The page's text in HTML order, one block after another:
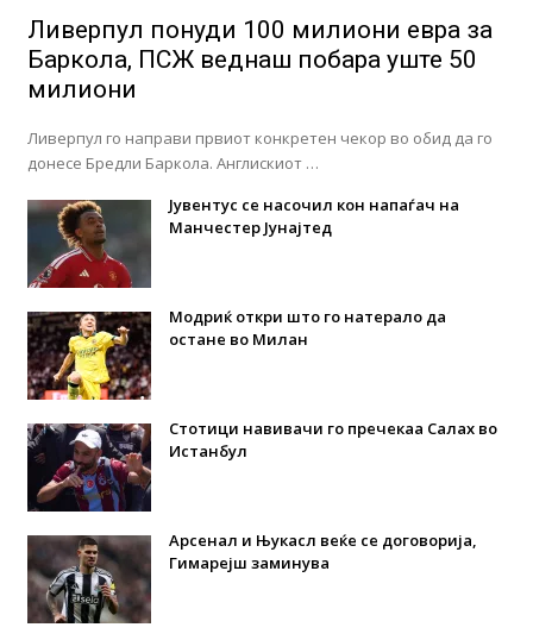
Ливерпул понуди 100 милиони евра за
Баркола, ПСЖ веднаш побара уште 50
милиони
Ливерпул го направи првиот конкретен чекор во обид да го
донесе Бредли Баркола. Англискиот …
Јувентус се насочил кон напаѓач на
Манчестер Јунајтед
Модриќ откри што го натерало да
остане во Милан
Стотици навивачи го пречекаа Салах во
Истанбул
Арсенал и Њукасл веќе се договорија,
Гимарејш заминува